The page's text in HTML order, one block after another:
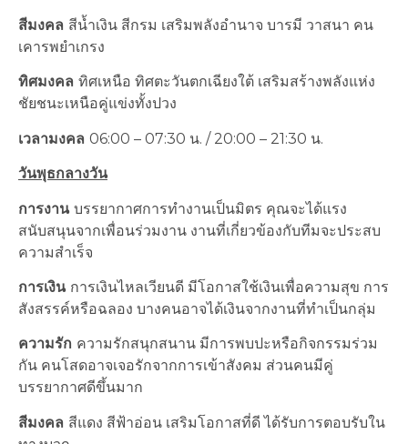
สีมงคล สีน้ำเงิน สีกรม เสริมพลังอำนาจ บารมี วาสนา คน
เคารพยำเกรง
ทิศมงคล ทิศเหนือ ทิศตะวันตกเฉียงใต้ เสริมสร้างพลังแห่ง
ชัยชนะเหนือคู่แข่งทั้งปวง
เวลามงคล 06:00 – 07:30 น. / 20:00 – 21:30 น.
วันพุธกลางวัน
การงาน บรรยากาศการทำงานเป็นมิตร คุณจะได้แรง
สนับสนุนจากเพื่อนร่วมงาน งานที่เกี่ยวข้องกับทีมจะประสบ
ความสำเร็จ
การเงิน การเงินไหลเวียนดี มีโอกาสใช้เงินเพื่อความสุข การ
สังสรรค์หรือฉลอง บางคนอาจได้เงินจากงานที่ทำเป็นกลุ่ม
ความรัก ความรักสนุกสนาน มีการพบปะหรือกิจกรรมร่วม
กัน คนโสดอาจเจอรักจากการเข้าสังคม ส่วนคนมีคู่
บรรยากาศดีขึ้นมาก
สีมงคล สีแดง สีฟ้าอ่อน เสริมโอกาสที่ดี ได้รับการตอบรับใน